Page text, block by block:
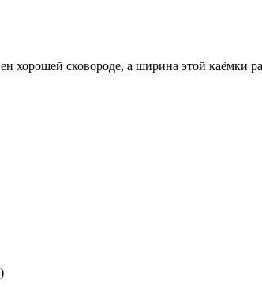
хорошей сковороде, а ширина этой каёмки